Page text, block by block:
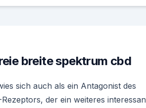
breite spektrum cbd
sich auch als ein Antagonist des
der ein weiteres